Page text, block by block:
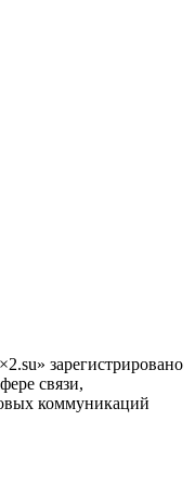
зарегистрировано
связи,
коммуникаций